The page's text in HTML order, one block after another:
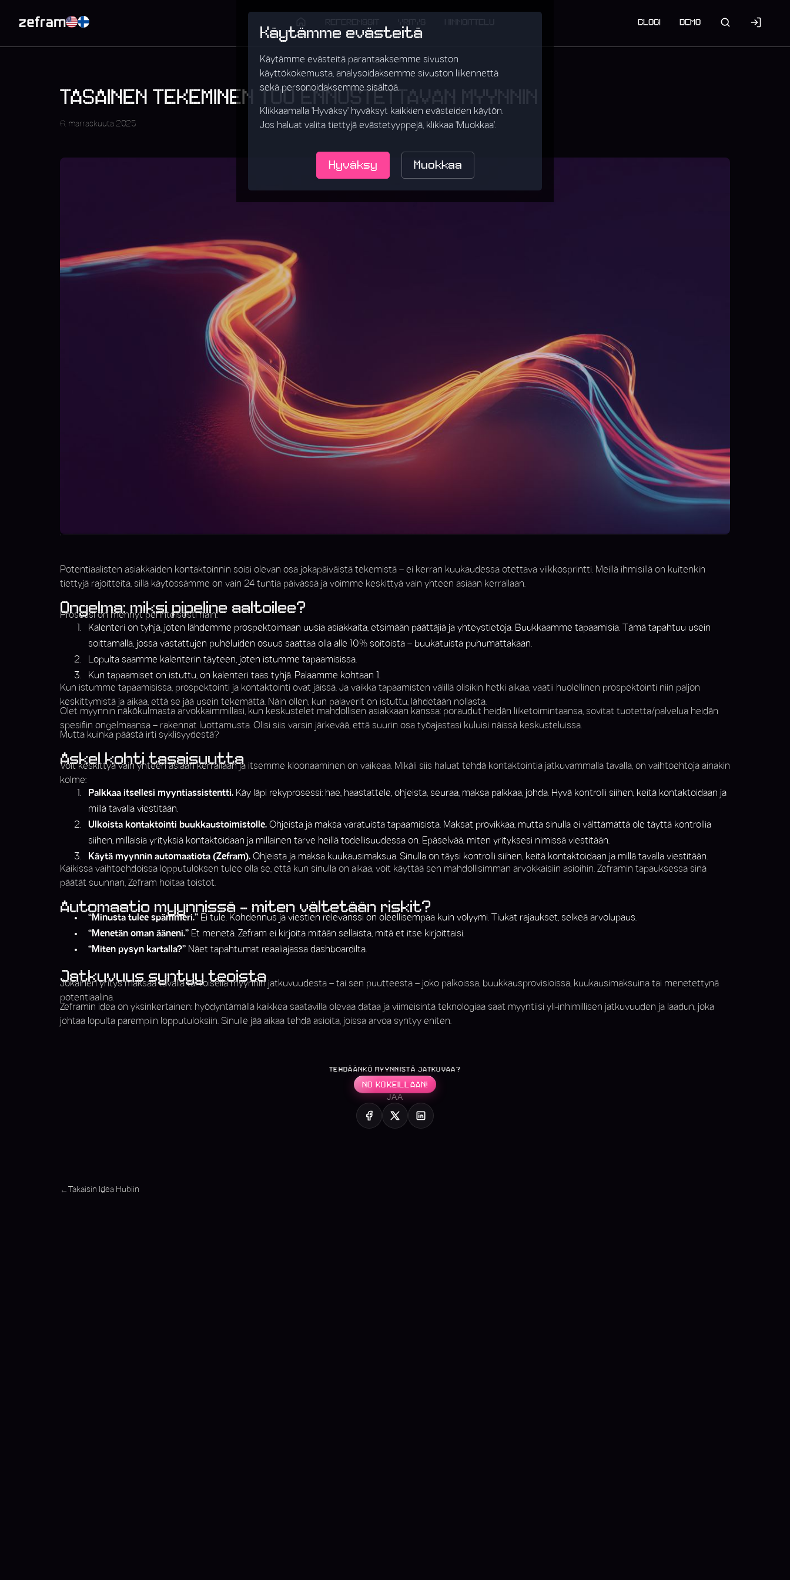
BLOGI DEMO
Käytämme evästeitä
Käytämme evästeitä parantaaksemme sivuston
käyttökokemusta, analysoidaksemme sivuston liikennettä
sekä personoidaksemme sisältöä.
Klikkaamalla 'Hyväksy' hyväksyt kaikkien evästeiden käytön.
Jos haluat valita tiettyjä evästetyyppejä, klikkaa 'Muokkaa'.
Hyväksy Muokkaa
TASAINEN TEKEMINEN TUO ENNUSTETTAVAN MYYNNIN
6. marraskuuta 2025
Potentiaalisten asiakkaiden kontaktoinnin soisi olevan osa jokapäiväistä tekemistä – ei kerran kuukaudessa otettava viikkosprintti. Meillä ihmisillä on kuitenkin
tiettyjä rajoitteita, sillä käytössämme on vain 24 tuntia päivässä ja voimme keskittyä vain yhteen asiaan kerrallaan.
Ongelma: miksi pipeline aaltoilee?
Prosessi on mennyt perinteisesti näin:
Kalenteri on tyhjä, joten lähdemme prospektoimaan uusia asiakkaita, etsimään päättäjiä ja yhteystietoja. Buukkaamme tapaamisia. Tämä tapahtuu usein
soittamalla, jossa vastattujen puheluiden osuus saattaa olla alle 10% soitoista – buukatuista puhumattakaan.
Lopulta saamme kalenterin täyteen, joten istumme tapaamisissa.
Kun tapaamiset on istuttu, on kalenteri taas tyhjä. Palaamme kohtaan 1.
Kun istumme tapaamisissa, prospektointi ja kontaktointi ovat jäissä. Ja vaikka tapaamisten välillä olisikin hetki aikaa, vaatii huolellinen prospektointi niin paljon
keskittymistä ja aikaa, että se jää usein tekemättä. Näin ollen, kun palaverit on istuttu, lähdetään nollasta.
Olet myynnin näkökulmasta arvokkaimmillasi, kun keskustelet mahdollisen asiakkaan kanssa: poraudut heidän liiketoimintaansa, sovitat tuotetta/palvelua heidän
spesifiin ongelmaansa – rakennat luottamusta. Olisi siis varsin järkevää, että suurin osa työajastasi kuluisi näissä keskusteluissa.
Mutta kuinka päästä irti syklisyydestä?
Askel kohti tasaisuutta
Voit keskittyä vain yhteen asiaan kerrallaan ja itsemme kloonaaminen on vaikeaa. Mikäli siis haluat tehdä kontaktointia jatkuvammalla tavalla, on vaihtoehtoja ainakin
kolme:
Palkkaa itsellesi myyntiassistentti. Käy läpi rekyprosessi: hae, haastattele, ohjeista, seuraa, maksa palkkaa, johda. Hyvä kontrolli siihen, keitä kontaktoidaan ja
millä tavalla viestitään.
Ulkoista kontaktointi buukkaustoimistolle. Ohjeista ja maksa varatuista tapaamisista. Maksat provikkaa, mutta sinulla ei välttämättä ole täyttä kontrollia
siihen, millaisia yrityksiä kontaktoidaan ja millainen tarve heillä todellisuudessa on. Epäselvää, miten yrityksesi nimissä viestitään.
Käytä myynnin automaatiota (Zefram). Ohjeista ja maksa kuukausimaksua. Sinulla on täysi kontrolli siihen, keitä kontaktoidaan ja millä tavalla viestitään.
Kaikissa vaihtoehdoissa lopputuloksen tulee olla se, että kun sinulla on aikaa, voit käyttää sen mahdollisimman arvokkaisiin asioihin. Zeframin tapauksessa sinä
päätät suunnan, Zefram hoitaa toistot.
Automaatio myynnissä - miten vältetään riskit?
“Minusta tulee spämmeri.” Ei tule. Kohdennus ja viestien relevanssi on oleellisempaa kuin volyymi. Tiukat rajaukset, selkeä arvolupaus.
“Menetän oman ääneni.” Et menetä. Zefram ei kirjoita mitään sellaista, mitä et itse kirjoittaisi.
“Miten pysyn kartalla?” Näet tapahtumat reaaliajassa dashboardilta.
Jatkuvuus syntyy teoista
Jokainen yritys maksaa tavalla tai toisella myynnin jatkuvuudesta – tai sen puutteesta – joko palkoissa, buukkausprovisioissa, kuukausimaksuina tai menetettynä
potentiaalina.
Zeframin idea on yksinkertainen: hyödyntämällä kaikkea saatavilla olevaa dataa ja viimeisintä teknologiaa saat myyntiisi yli-inhimillisen jatkuvuuden ja laadun, joka
johtaa lopulta parempiin lopputuloksiin. Sinulle jää aikaa tehdä asioita, joissa arvoa syntyy eniten.
TEHDÄÄNKÖ MYYNNISTÄ JATKUVAA?
NO KOKEILLAAN!
JAA
← Takaisin Idea Hubiin